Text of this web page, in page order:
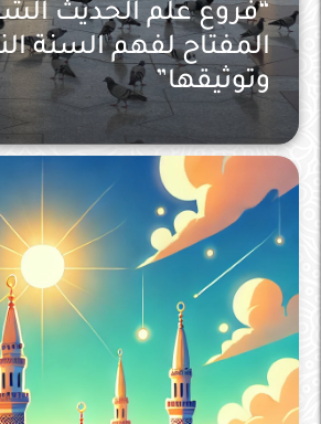
الحديث و علومه
“فروع علم الحديث
المفتاح لفهم السنة
وتوثيقها”